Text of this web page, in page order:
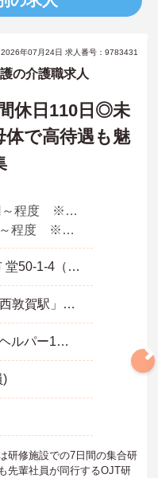
2026年07月24日 求人番号：9783431
の介護職求人
休日110日◎未
体で高待遇も魅
月収 19.1万円～程度 ※諸手当込み
年収 265万円～程度 ※想定年収
福井県 敦賀市 堂50-1-4（長沢）日経ビル1F
ＪＲ小浜線「西敦賀駅」バス・車4分
■初任者研修(ヘルパー1級・2級)以上の資格をお持ちの方 ■スマートフォン所持必須（業務に使用するため） ■普通運転免許必須（AT可） ※未経験可
)
研修施設での7日間の集合研
先輩社員が同行するOJT研